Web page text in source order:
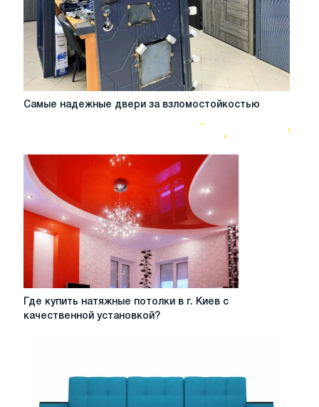
Самые
надежные
взломостойкостью
Самые надежные двери за взломостойкостью
Где
купить
Где купить натяжные потолки в г. Киев с
качественной установкой?